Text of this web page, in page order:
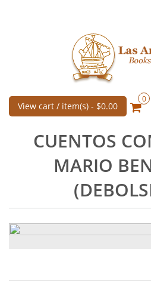
View cart / item(s) - $0.00
0
CUENTOS
MARIO